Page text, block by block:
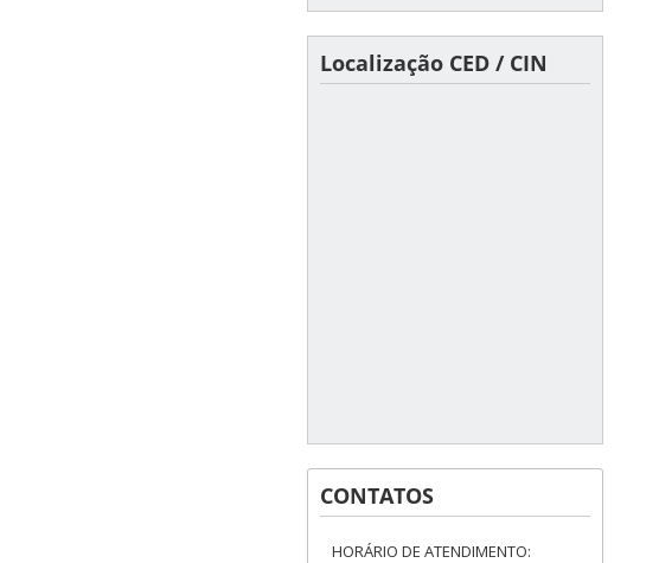
Localização CED / CIN
CONTATOS
HORÁRIO DE ATENDIMENTO: